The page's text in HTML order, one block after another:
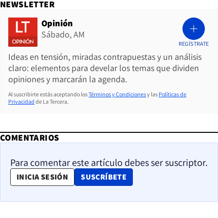
NEWSLETTER
Opinión
Sábado, AM
Ideas en tensión, miradas contrapuestas y un análisis
claro: elementos para develar los temas que dividen
opiniones y marcarán la agenda.
REGÍSTRATE
Al suscribirte estás aceptando losTérminos y Condicionesy las Políticas de
Privacidad de La Tercera.
COMENTARIOS
Para comentar este artículo debes ser suscriptor.
INICIA SESIÓN SUSCRÍBETE
OPENS IN NEW WINDOW